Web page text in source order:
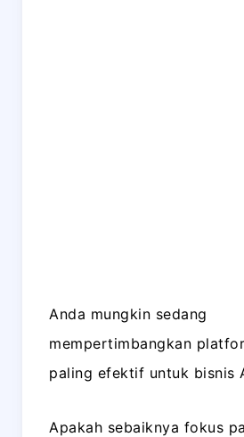
Anda mungkin sedang
mempertimbangkan
paling efektif untuk bisnis
Apakah sebaiknya fokus